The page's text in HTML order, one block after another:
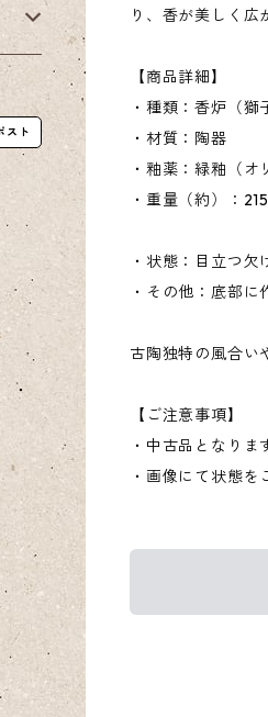
り、香が美しく広
【商品詳細】
・種類：香炉（獅
・材質：陶器
・釉薬：緑釉（オ
・重量（約）：
・状態：目立つ
・その他：底部に
古陶独特の風合い
【ご注意事項】
・中古品となり
・画像にて状態
スト